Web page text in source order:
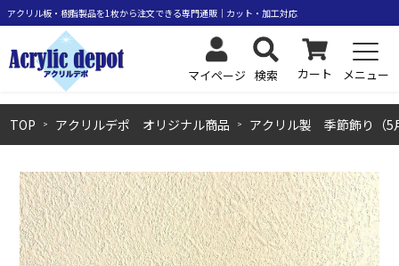
マイページ 検索 カート メニュー
TOP アクリルデポ オリジナル商品 アクリル製 季節飾り（